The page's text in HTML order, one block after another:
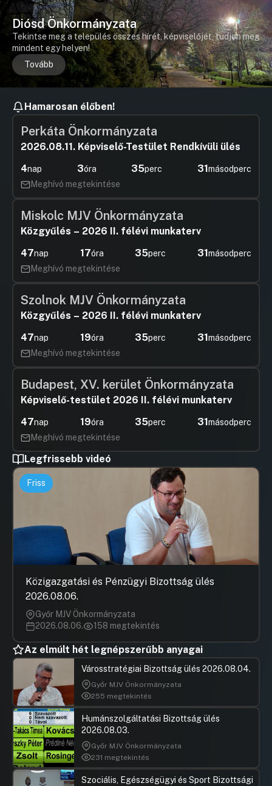
Diósd Önkormányzata
Tekintse meg a település összes hírét, képviselőjét, tudjon meg
mindent egy helyen!
Tovább
Hamarosan élőben!
Perkáta Önkormányzata
2026.08.11. Képviselő-Testület Rendkívüli ülés
4nap 3óra 35perc 31másodperc
Meghívó megtekintése
Miskolc MJV Önkormányzata
Közgyűlés – 2026 II. félévi munkaterv
47nap 17óra 35perc 31másodperc
Meghívó megtekintése
Szolnok MJV Önkormányzata
Közgyűlés – 2026 II. félévi munkaterv
47nap 19óra 35perc 31másodperc
Meghívó megtekintése
Budapest, XV. kerület Önkormányzata
Képviselő-testület 2026 II. félévi munkaterv
47nap 19óra 35perc 31másodperc
Meghívó megtekintése
Legfrissebb videó
Friss
Közigazgatási és Pénzügyi Bizottság ülés
2026.08.06.
Győr MJV Önkormányzata
2026.08.06.
158 megtekintés
Az elmúlt hét legnépszerűbb anyagai
Városstratégiai Bizottság ülés 2026.08.04.
Győr MJV Önkormányzata
255 megtekintés
Humánszolgáltatási Bizottság ülés
2026.08.03.
Győr MJV Önkormányzata
231 megtekintés
Szociális, Egészségügyi és Sport Bizottsági